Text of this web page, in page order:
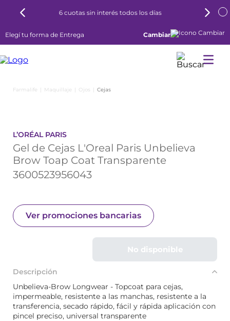
los días 8 cuotas con Tarjeta Naranja
Elegí tu forma de Entrega Cambiar
Maquillaje Ojos Cejas
L’ORÉAL PARIS
Gel de Cejas L'Oreal Paris Unbelieva
Brow Toap Coat Transparente
3600523956043
Ver promociones bancarias
No disponible
Descripción
Unbelieva-Brow Longwear - Topcoat para cejas,
impermeable, resistente a las manchas, resistente a la
transferencia, secado rápido, fácil y rápida aplicación con
pincel preciso, universal transparente